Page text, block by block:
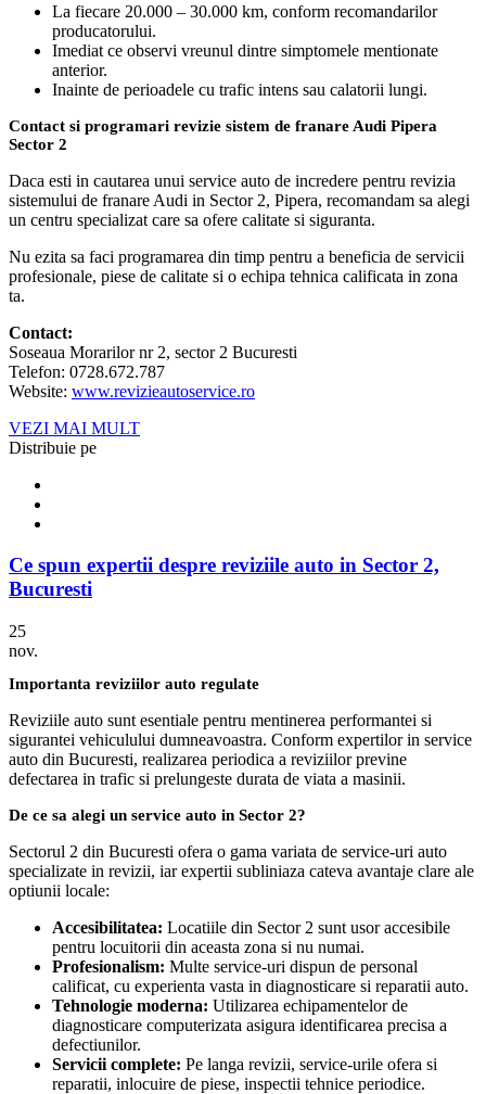
La fiecare 20.000 – 30.000 km, conform recomandarilor
producatorului.
Imediat ce observi vreunul dintre simptomele mentionate
anterior.
Inainte de perioadele cu trafic intens sau calatorii lungi.
Contact si programari revizie sistem de franare Audi Pipera
Sector 2
Daca esti in cautarea unui service auto de incredere pentru revizia
sistemului de franare Audi in Sector 2, Pipera, recomandam sa alegi
un centru specializat care sa ofere calitate si siguranta.
Nu ezita sa faci programarea din timp pentru a beneficia de servicii
profesionale, piese de calitate si o echipa tehnica calificata in zona
ta.
Contact:
Soseaua Morarilor nr 2, sector 2 Bucuresti
Telefon: 0728.672.787
Website: www.revizieautoservice.ro
VEZI MAI MULT
Distribuie pe
Ce spun expertii despre reviziile auto in Sector 2,
Bucuresti
25
nov.
Importanta reviziilor auto regulate
Reviziile auto sunt esentiale pentru mentinerea performantei si
sigurantei vehiculului dumneavoastra. Conform expertilor in service
auto din Bucuresti, realizarea periodica a reviziilor previne
defectarea in trafic si prelungeste durata de viata a masinii.
De ce sa alegi un service auto in Sector 2?
Sectorul 2 din Bucuresti ofera o gama variata de service-uri auto
specializate in revizii, iar expertii subliniaza cateva avantaje clare ale
optiunii locale:
Accesibilitatea: Locatiile din Sector 2 sunt usor accesibile
pentru locuitorii din aceasta zona si nu numai.
Profesionalism: Multe service-uri dispun de personal
calificat, cu experienta vasta in diagnosticare si reparatii auto.
Tehnologie moderna: Utilizarea echipamentelor de
diagnosticare computerizata asigura identificarea precisa a
defectiunilor.
Servicii complete: Pe langa revizii, service-urile ofera si
reparatii, inlocuire de piese, inspectii tehnice periodice.